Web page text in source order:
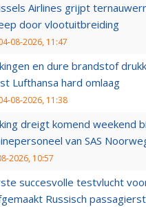
Airlines grijpt
door vlootuitbreiding
08-2026, 11:47
en dure brandstof
Lufthansa hard omlaag
08-2026, 11:38
dreigt komend weekend
van SAS
2026, 10:57
succesvolle testvlucht
Russisch